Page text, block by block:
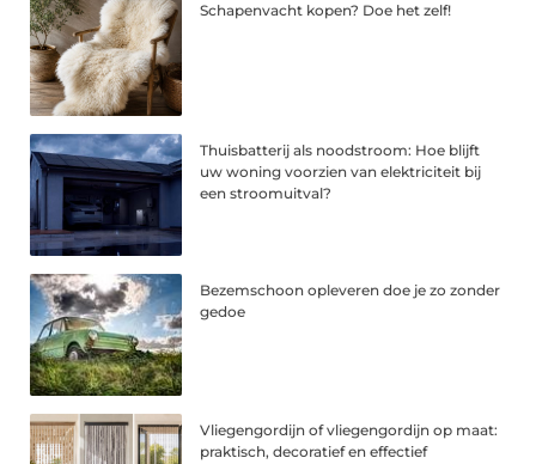
Schapenvacht kopen? Doe het zelf!
Thuisbatterij als noodstroom: Hoe blijft
uw woning voorzien van elektriciteit bij
een stroomuitval?
Bezemschoon opleveren doe je zo zonder
gedoe
Vliegengordijn of vliegengordijn op maat:
praktisch, decoratief en effectief